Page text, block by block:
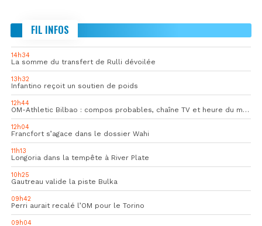
FIL INFOS
14h34
La somme du transfert de Rulli dévoilée
13h32
Infantino reçoit un soutien de poids
12h44
OM-Athletic Bilbao : compos probables, chaîne TV et heure du match
12h04
Francfort s’agace dans le dossier Wahi
11h13
Longoria dans la tempête à River Plate
10h25
Gautreau valide la piste Bulka
09h42
Perri aurait recalé l’OM pour le Torino
09h04